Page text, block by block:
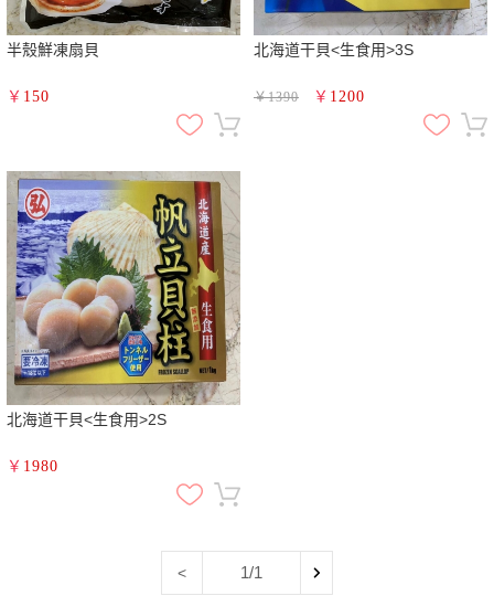
半殼鮮凍扇貝
￥ 150
北海道干貝<生食用>3S
￥1390 ￥ 1200
北海道干貝<生食用>2S
￥ 1980
< 1/1